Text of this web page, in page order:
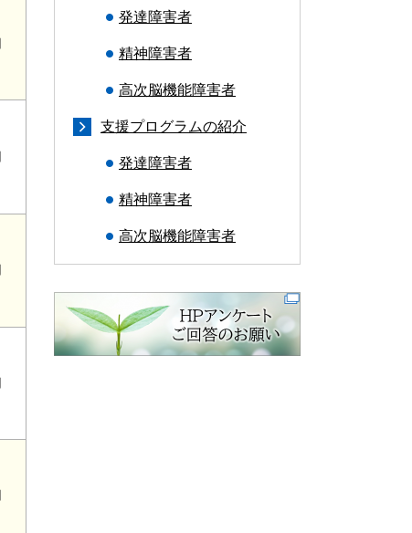
発達障害者
精神障害者
高次脳機能障害者
支援プログラムの紹介
発達障害者
精神障害者
高次脳機能障害者